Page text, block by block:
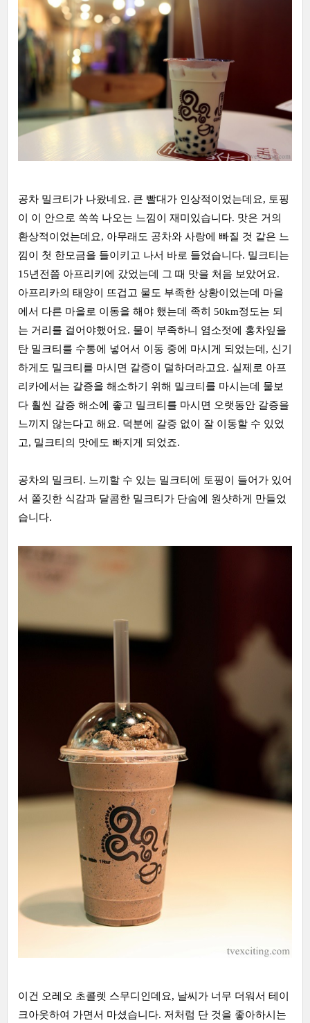
공차 밀크티가 나왔네요. 큰 빨대가 인상적이었는데요, 토핑
이 이 안으로 쏙쏙 나오는 느낌이 재미있습니다. 맛은 거의
환상적이었는데요, 아무래도 공차와 사랑에 빠질 것 같은 느
낌이 첫 한모금을 들이키고 나서 바로 들었습니다. 밀크티는
15년전쯤 아프리키에 갔었는데 그 때 맛을 처음 보았어요.
아프리카의 태양이 뜨겁고 물도 부족한 상황이었는데 마을
에서 다른 마을로 이동을 해야 했는데 족히 50km정도는 되
는 거리를 걸어야했어요. 물이 부족하니 염소젓에 홍차잎을
탄 밀크티를 수통에 넣어서 이동 중에 마시게 되었는데, 신기
하게도 밀크티를 마시면 갈증이 덜하더라고요. 실제로 아프
리카에서는 갈증을 해소하기 위해 밀크티를 마시는데 물보
다 훨씬 갈증 해소에 좋고 밀크티를 마시면 오랫동안 갈증을
느끼지 않는다고 해요. 덕분에 갈증 없이 잘 이동할 수 있었
고, 밀크티의 맛에도 빠지게 되었죠.
공차의 밀크티. 느끼할 수 있는 밀크티에 토핑이 들어가 있어
서 쫄깃한 식감과 달콤한 밀크티가 단숨에 원샷하게 만들었
습니다.
이건 오레오 초콜렛 스무디인데요, 날씨가 너무 더워서 테이
크아웃하여 가면서 마셨습니다. 저처럼 단 것을 좋아하시는